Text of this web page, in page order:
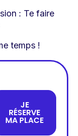
: Te faire
temps !
JE
RÉSERVE
MA PLACE